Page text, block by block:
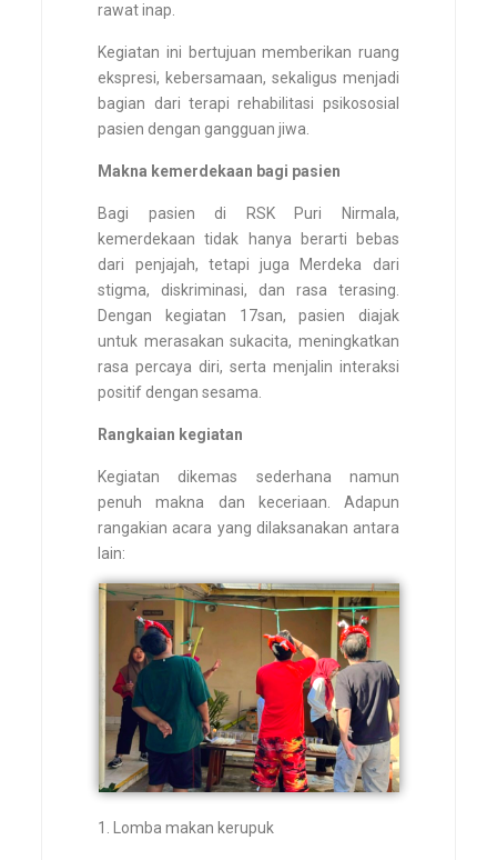
rawat inap.
Kegiatan ini bertujuan memberikan ruang
ekspresi, kebersamaan, sekaligus menjadi
bagian dari terapi rehabilitasi psikososial
pasien dengan gangguan jiwa.
Makna kemerdekaan bagi pasien
Bagi pasien di RSK Puri Nirmala,
kemerdekaan tidak hanya berarti bebas
dari penjajah, tetapi juga Merdeka dari
stigma, diskriminasi, dan rasa terasing.
Dengan kegiatan 17san, pasien diajak
untuk merasakan sukacita, meningkatkan
rasa percaya diri, serta menjalin interaksi
positif dengan sesama.
Rangkaian kegiatan
Kegiatan dikemas sederhana namun
penuh makna dan keceriaan. Adapun
rangakian acara yang dilaksanakan antara
lain:
1. Lomba makan kerupuk